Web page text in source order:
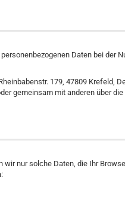
Daten bei der
179, 47809 Krefeld,
gemeinsam mit anderen über
nur solche Daten, die Ihr